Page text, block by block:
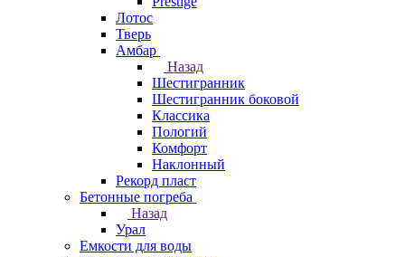
Лотос
Тверь
Амбар
Назад
Шестигранник
Шестигранник боковой
Классика
Пологий
Комфорт
Наклонный
Рекорд пласт
Бетонные погреба
Назад
Урал
Емкости для воды